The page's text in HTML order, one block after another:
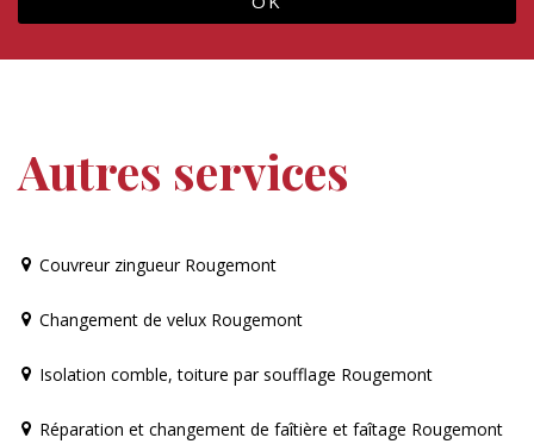
Autres services
Couvreur zingueur Rougemont
Changement de velux Rougemont
Isolation comble, toiture par soufflage Rougemont
Réparation et changement de faîtière et faîtage Rougemont